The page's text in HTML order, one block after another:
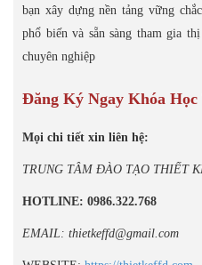
bạn xây dựng nền tảng vững
phổ biến và sẵn sàng tham gia
chuyên nghiệp
Đăng Ký Ngay Khóa
Mọi chi tiết xin liên hệ:
TRUNG TÂM ĐÀO TẠO THIẾT
HOTLINE: 0986.322.768
EMAIL: thietkeffd@gmail.com